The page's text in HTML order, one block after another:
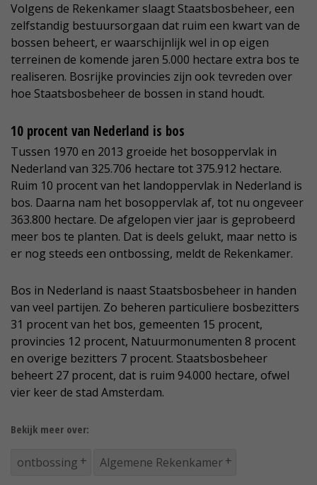
Volgens de Rekenkamer slaagt Staatsbosbeheer, een
zelfstandig bestuursorgaan dat ruim een kwart van de
bossen beheert, er waarschijnlijk wel in op eigen
terreinen de komende jaren 5.000 hectare extra bos te
realiseren. Bosrijke provincies zijn ook tevreden over
hoe Staatsbosbeheer de bossen in stand houdt.
10 procent van Nederland is bos
Tussen 1970 en 2013 groeide het bosoppervlak in
Nederland van 325.706 hectare tot 375.912 hectare.
Ruim 10 procent van het landoppervlak in Nederland is
bos. Daarna nam het bosoppervlak af, tot nu ongeveer
363.800 hectare. De afgelopen vier jaar is geprobeerd
meer bos te planten. Dat is deels gelukt, maar netto is
er nog steeds een ontbossing, meldt de Rekenkamer.
Bos in Nederland is naast Staatsbosbeheer in handen
van veel partijen. Zo beheren particuliere bosbezitters
31 procent van het bos, gemeenten 15 procent,
provincies 12 procent, Natuurmonumenten 8 procent
en overige bezitters 7 procent. Staatsbosbeheer
beheert 27 procent, dat is ruim 94.000 hectare, ofwel
vier keer de stad Amsterdam.
Bekijk meer over:
ontbossing Algemene Rekenkamer